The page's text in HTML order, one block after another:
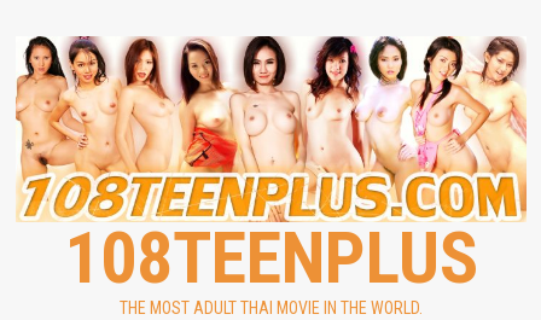
content
108TEENPLUS
THE MOST ADULT THAI MOVIE IN THE WORLD.